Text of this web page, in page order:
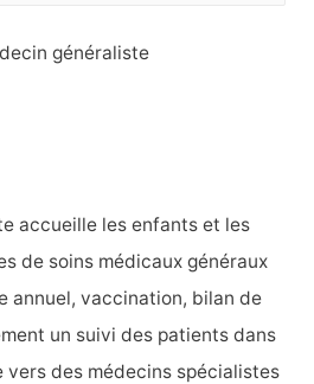
accueille les enfants et les
de soins médicaux généraux
annuel, vaccination, bilan de
un suivi des patients dans
vers des médecins spécialistes